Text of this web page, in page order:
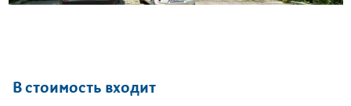
В стоимость входит